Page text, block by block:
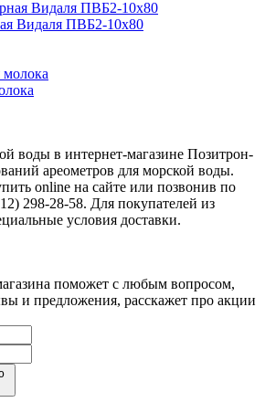
Видаля ПВБ2-10х80
воды в интернет-магазине Позитрон-
ареометров для морской воды.
online на сайте или позвонив по
298-28-58. Для покупателей из
условия доставки.
поможет с любым вопросом,
и предложения, расскажет про акции